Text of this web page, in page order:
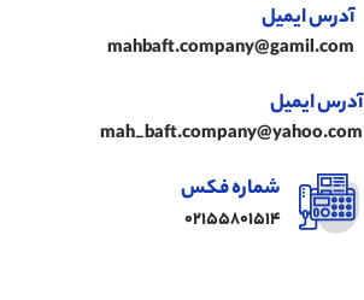
آدرس ایمیل
mahbaft.company@gamil.com
آدرس ایمیل
mah_baft.company@yahoo.com
شماره فکس
02155801514